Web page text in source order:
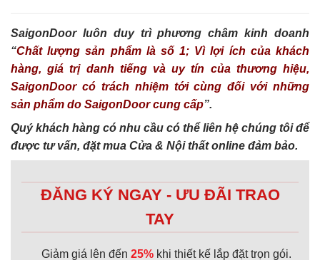
SaigonDoor luôn duy trì phương châm kinh doanh
“Chất lượng sản phẩm là số 1; Vì lợi ích của khách
hàng, giá trị danh tiếng và uy tín của thương hiệu,
SaigonDoor có trách nhiệm tới cùng đối với những
sản phẩm do SaigonDoor cung cấp”.
Quý khách hàng có nhu cầu có thể liên hệ chúng tôi để
được tư vấn, đặt mua Cửa & Nội thất online đảm bảo.
ĐĂNG KÝ NGAY - ƯU ĐÃI TRAO
TAY
Giảm giá lên đến 25% khi thiết kế lắp đặt trọn gói.